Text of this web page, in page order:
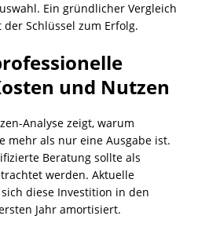
Ein gründlicher Vergleich
Schlüssel zum Erfolg.
und Nutzen
Analyse zeigt, warum
mehr als nur eine Ausgabe ist.
Beratung sollte als
werden. Aktuelle
diese Investition in den
Jahr amortisiert.